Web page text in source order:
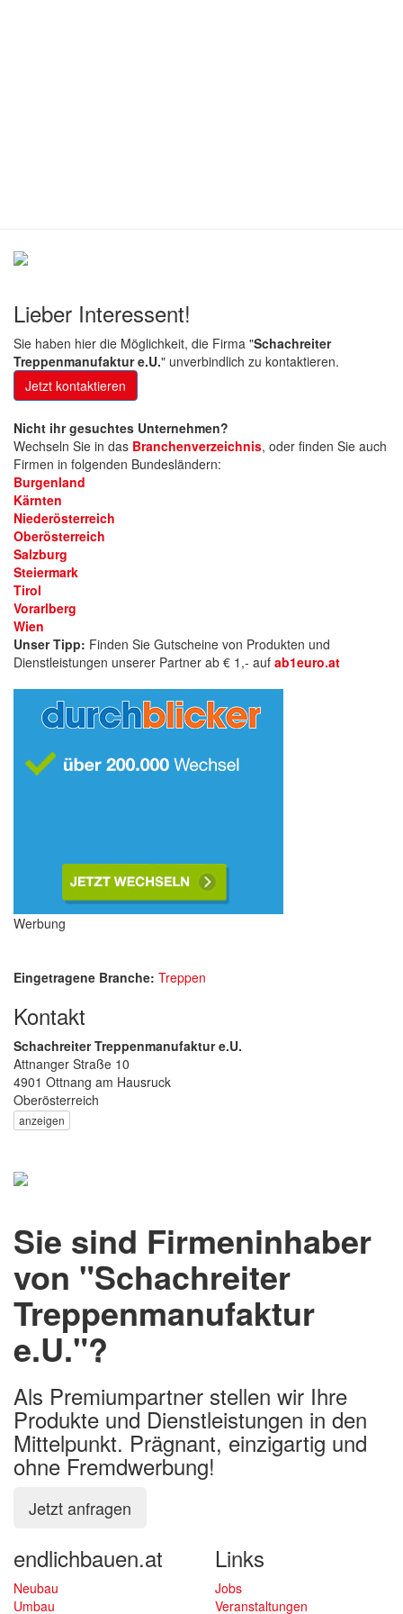
Lieber Interessent!
Sie haben hier die Möglichkeit, die Firma "Schachreiter
Treppenmanufaktur e.U." unverbindlich zu kontaktieren.
Jetzt kontaktieren
Nicht ihr gesuchtes Unternehmen?
Wechseln Sie in das Branchenverzeichnis, oder finden Sie auch
Firmen in folgenden Bundesländern:
Burgenland
Kärnten
Niederösterreich
Oberösterreich
Salzburg
Steiermark
Tirol
Vorarlberg
Wien
Unser Tipp: Finden Sie Gutscheine von Produkten und
Dienstleistungen unserer Partner ab € 1,- auf ab1euro.at
Werbung
Eingetragene Branche: Treppen
Kontakt
Schachreiter Treppenmanufaktur e.U.
Attnanger Straße 10
4901 Ottnang am Hausruck
Oberösterreich
anzeigen
Sie sind Firmeninhaber
von "Schachreiter
Treppenmanufaktur
e.U."?
Als Premiumpartner stellen wir Ihre
Produkte und Dienstleistungen in den
Mittelpunkt. Prägnant, einzigartig und
ohne Fremdwerbung!
Jetzt anfragen
endlichbauen.at
Neubau
Umbau
Links
Jobs
Veranstaltungen